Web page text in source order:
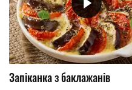
Запіканка з баклажанів